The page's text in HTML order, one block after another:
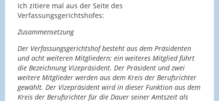
Ich zitiere mal aus der Seite des
Verfassungsgerichtshofes:
Zusammensetzung
Der Verfassungsgerichtshof besteht aus dem Präsidenten
und acht weiteren Mitgliedern; ein weiteres Mitglied führt
die Bezeichnung Vizepräsident. Der Präsident und zwei
weitere Mitglieder werden aus dem Kreis der Berufsrichter
gewählt. Der Vizepräsident wird in dieser Funktion aus dem
Kreis der Berufsrichter für die Dauer seiner Amtszeit als